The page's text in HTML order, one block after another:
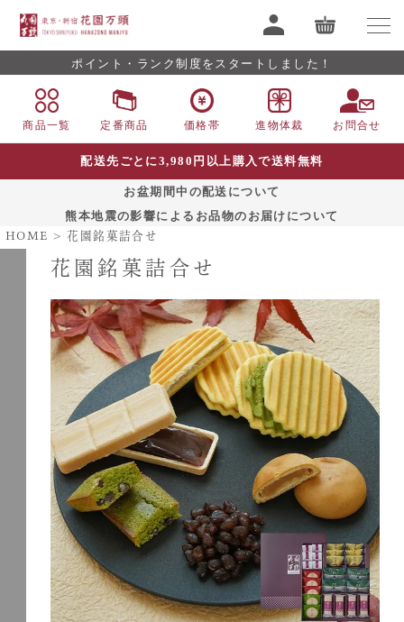
ポイント・ランク制度をスタートしました！
商品一覧 定番商品 価格帯 進物体裁 お問合せ
配送先ごとに3,980円以上購入で送料無料
お盆期間中の配送について
熊本地震の影響によるお品物のお届けについて
HOME 花園銘菓詰合せ
花園銘菓詰合せ